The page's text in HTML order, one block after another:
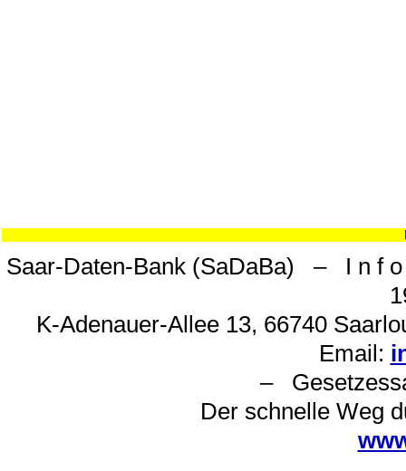
Saar-Daten-Bank (SaDaBa) – I n f
K-Adenauer-Allee 13, 66740
Email:
–
Der schnelle Weg